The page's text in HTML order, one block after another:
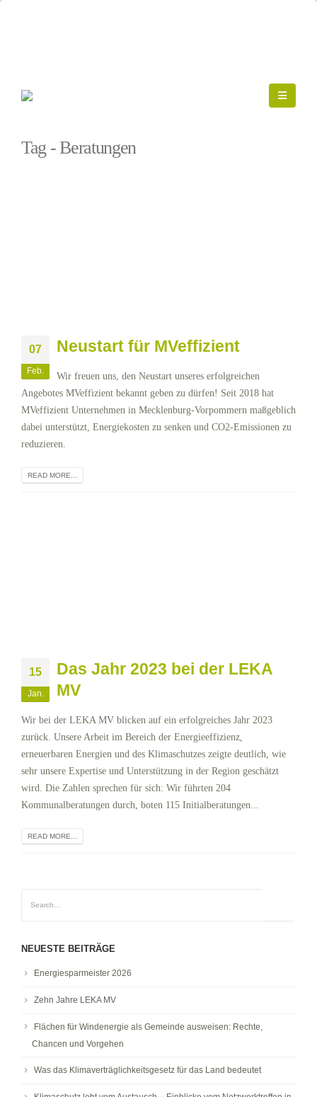
Tag - Beratungen
07
Feb.
Neustart für MVeffizient
Wir freuen uns, den Neustart unseres erfolgreichen
Angebotes MVeffizient bekannt geben zu dürfen! Seit 2018 hat
MVeffizient Unternehmen in Mecklenburg-Vorpommern maßgeblich
dabei unterstützt, Energiekosten zu senken und CO2-Emissionen zu
reduzieren.
READ MORE...
15
Jan.
Das Jahr 2023 bei der LEKA
MV
Wir bei der LEKA MV blicken auf ein erfolgreiches Jahr 2023
zurück. Unsere Arbeit im Bereich der Energieeffizienz,
erneuerbaren Energien und des Klimaschutzes zeigte deutlich, wie
sehr unsere Expertise und Unterstützung in der Region geschätzt
wird. Die Zahlen sprechen für sich: Wir führten 204
Kommunalberatungen durch, boten 115 Initialberatungen...
READ MORE...
NEUESTE BEITRÄGE
Energiesparmeister 2026
Zehn Jahre LEKA MV
Flächen für Windenergie als Gemeinde ausweisen: Rechte,
Chancen und Vorgehen
Was das Klimaverträglichkeitsgesetz für das Land bedeutet